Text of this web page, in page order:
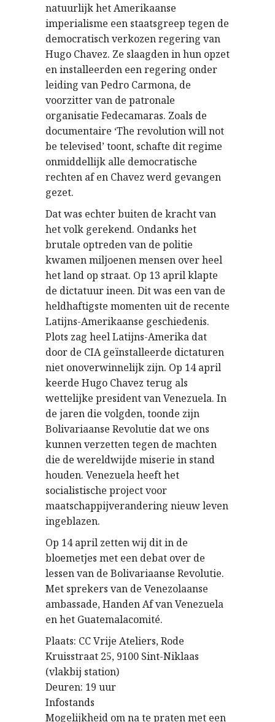
natuurlijk het Amerikaanse
imperialisme een staatsgreep tegen de
democratisch verkozen regering van
Hugo Chavez. Ze slaagden in hun opzet
en installeerden een regering onder
leiding van Pedro Carmona, de
voorzitter van de patronale
organisatie Fedecamaras. Zoals de
documentaire ‘The revolution will not
be televised’ toont, schafte dit regime
onmiddellijk alle democratische
rechten af en Chavez werd gevangen
gezet.
Dat was echter buiten de kracht van
het volk gerekend. Ondanks het
brutale optreden van de politie
kwamen miljoenen mensen over heel
het land op straat. Op 13 april klapte
de dictatuur ineen. Dit was een van de
heldhaftigste momenten uit de recente
Latijns-Amerikaanse geschiedenis.
Plots zag heel Latijns-Amerika dat
door de CIA geïnstalleerde dictaturen
niet onoverwinnelijk zijn. Op 14 april
keerde Hugo Chavez terug als
wettelijke president van Venezuela. In
de jaren die volgden, toonde zijn
Bolivariaanse Revolutie dat we ons
kunnen verzetten tegen de machten
die de wereldwijde miserie in stand
houden. Venezuela heeft het
socialistische project voor
maatschappijverandering nieuw leven
ingeblazen.
Op 14 april zetten wij dit in de
bloemetjes met een debat over de
lessen van de Bolivariaanse Revolutie.
Met sprekers van de Venezolaanse
ambassade, Handen Af van Venezuela
en het Guatemalacomité.
Plaats: CC Vrije Ateliers, Rode
Kruisstraat 25, 9100 Sint-Niklaas
(vlakbij station)
Deuren: 19 uur
Infostands
Mogelijkheid om na te praten met een